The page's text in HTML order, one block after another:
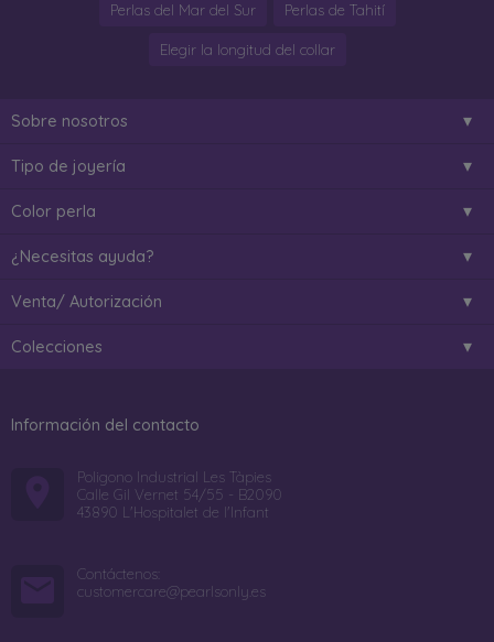
Perlas del Mar del Sur Perlas de Tahití
Elegir la longitud del collar
Sobre nosotros
Tipo de joyería
Color perla
¿Necesitas ayuda?
Venta/ Autorización
Colecciones
Información del contacto
Poligono Industrial Les Tàpies
Calle Gil Vernet 54/55 - B2090
43890 L'Hospitalet de l'Infant
Contáctenos:
customercare@pearlsonly.es